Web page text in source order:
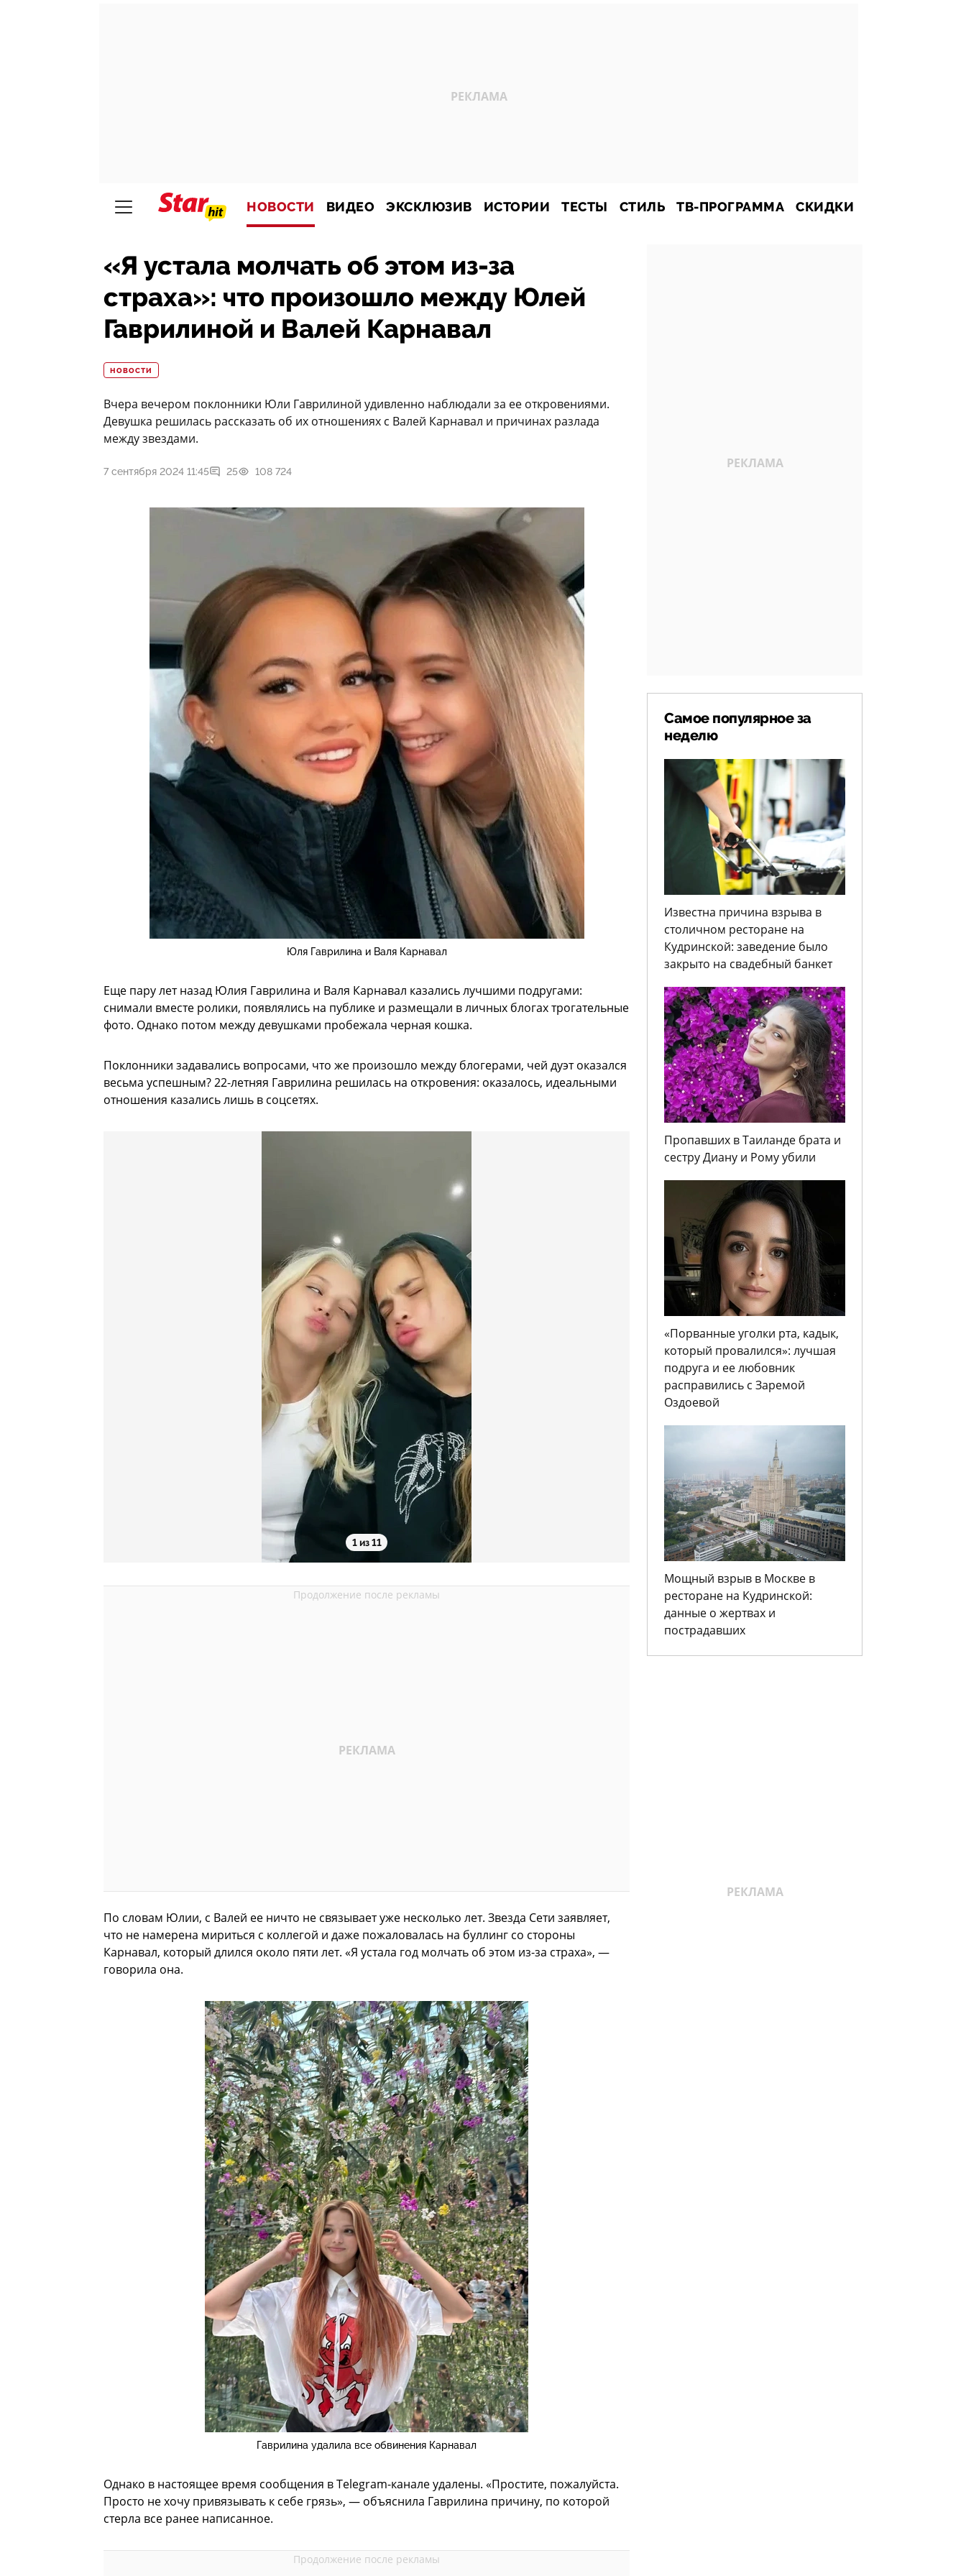
НОВОСТИ ВИДЕО ЭКСКЛЮЗИВ ИСТОРИИ ТЕСТЫ СТИЛЬ ТВ-ПРОГРАММА СКИДКИ
«Я устала молчать об этом из-за
страха»: что произошло между Юлей
Гаврилиной и Валей Карнавал
НОВОСТИ
Вчера вечером поклонники Юли Гаврилиной удивленно наблюдали за ее откровениями.
Девушка решилась рассказать об их отношениях с Валей Карнавал и причинах разлада
между звездами.
7 сентября 2024 11:45 25 108 724
Юля Гаврилина и Валя Карнавал
Еще пару лет назад Юлия Гаврилина и Валя Карнавал казались лучшими подругами:
снимали вместе ролики, появлялись на публике и размещали в личных блогах трогательные
фото. Однако потом между девушками пробежала черная кошка.
Поклонники задавались вопросами, что же произошло между блогерами, чей дуэт оказался
весьма успешным? 22-летняя Гаврилина решилась на откровения: оказалось, идеальными
отношения казались лишь в соцсетях.
1 из 11
По словам Юлии, с Валей ее ничто не связывает уже несколько лет. Звезда Сети заявляет,
что не намерена мириться с коллегой и даже пожаловалась на буллинг со стороны
Карнавал, который длился около пяти лет. «Я устала год молчать об этом из-за страха», —
говорила она.
Гаврилина удалила все обвинения Карнавал
Однако в настоящее время сообщения в Telegram-канале удалены. «Простите, пожалуйста.
Просто не хочу привязывать к себе грязь», — объяснила Гаврилина причину, по которой
стерла все ранее написанное.
Самое популярное за
неделю
Известна причина взрыва в
столичном ресторане на
Кудринской: заведение было
закрыто на свадебный банкет
Пропавших в Таиланде брата и
сестру Диану и Рому убили
«Порванные уголки рта, кадык,
который провалился»: лучшая
подруга и ее любовник
расправились с Заремой
Оздоевой
Мощный взрыв в Москве в
ресторане на Кудринской:
данные о жертвах и
пострадавших